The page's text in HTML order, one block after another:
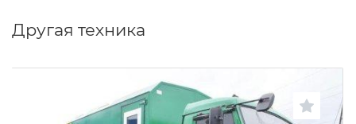
Другая техника